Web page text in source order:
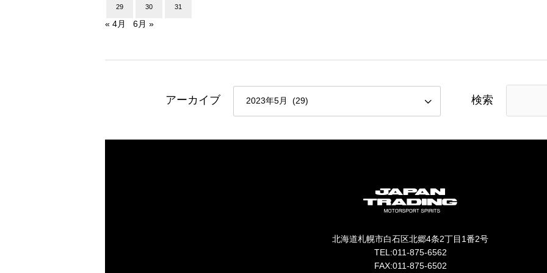
29 30 31
« 4月 6月 »
アーカイブ 検索
北海道札幌市白石区北郷4条2丁目1番2号
TEL:011-875-6562
FAX:011-875-6502